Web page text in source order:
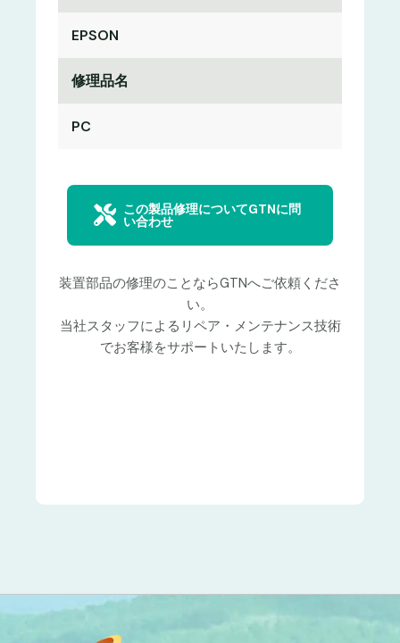
EPSON
修理品名
PC
この製品修理についてGTNに問
い合わせ
装置部品の修理のことならGTNへご依頼くださ
い。
当社スタッフによるリペア・メンテナンス技術
でお客様をサポートいたします。